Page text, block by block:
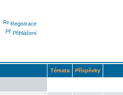
Registrace
Přihlášení
Témata Příspěvky